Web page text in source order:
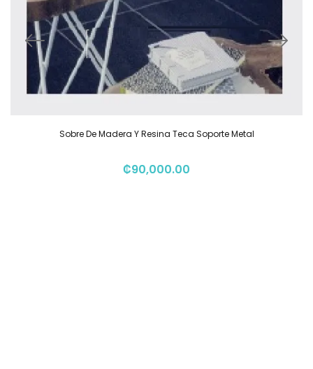
Sobre De Madera Y Resina Teca Soporte Metal
₡90,000.00